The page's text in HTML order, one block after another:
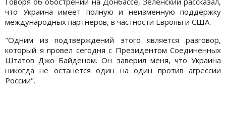
что Украина имеет полную и неизменную поддержку
международных партнеров, в частности Европы и США.
"Одним из подтверждений этого является разговор,
который я провел сегодня с Президентом Соединенных
Штатов Джо Байденом. Он заверил меня, что Украина
никогда не останется один на один против агрессии
России".